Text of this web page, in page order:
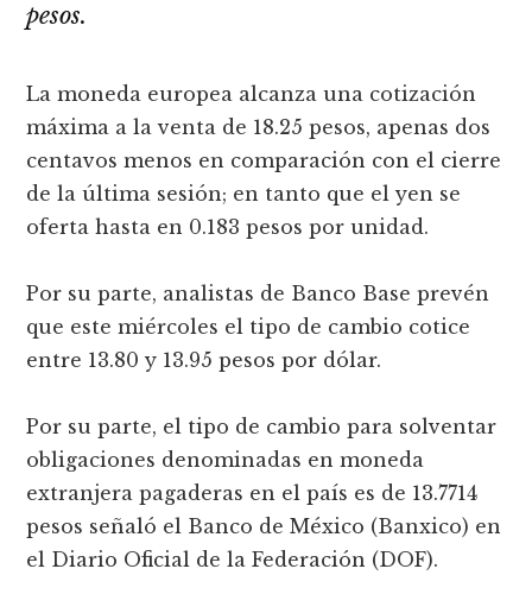
pesos.
La moneda europea alcanza una cotización
máxima a la venta de 18.25 pesos, apenas dos
centavos menos en comparación con el cierre
de la última sesión; en tanto que el yen se
oferta hasta en 0.183 pesos por unidad.
Por su parte, analistas de Banco Base prevén
que este miércoles el tipo de cambio cotice
entre 13.80 y 13.95 pesos por dólar.
Por su parte, el tipo de cambio para solventar
obligaciones denominadas en moneda
extranjera pagaderas en el país es de 13.7714
pesos señaló el Banco de México (Banxico) en
el Diario Oficial de la Federación (DOF).